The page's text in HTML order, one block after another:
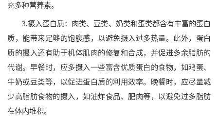
充多种营养素。
3.摄入蛋白质：肉类、豆类、奶类和蛋类都含有丰富的蛋白
质，能带来足够的饱腹感，以避免摄入过多热量。此外，蛋白
质的摄入还有助于机体肌肉的修复和合成，并促进多余脂肪的
代谢。早餐时，应多摄入一些富含优质蛋白的食物，如鸡蛋、
牛奶或豆类等，以促进蛋白质的利用效率。晚餐时，应尽量减
少高脂肪食物的摄入，如油炸食品、肥肉等，以避免过多脂肪
在体内堆积。